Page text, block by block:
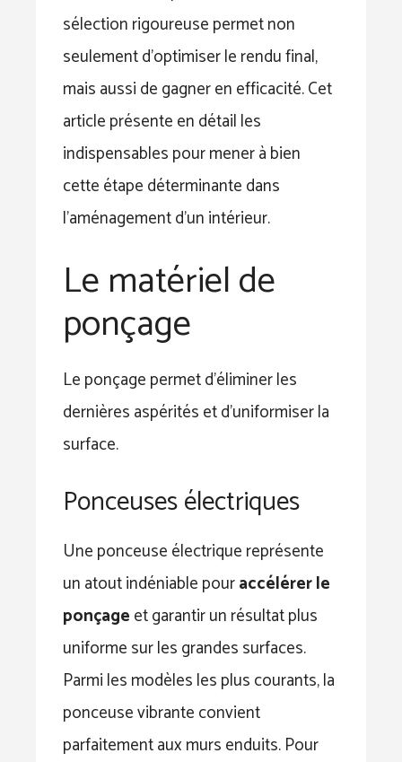
sélection rigoureuse permet non
seulement d’optimiser le rendu final,
mais aussi de gagner en efficacité. Cet
article présente en détail les
indispensables pour mener à bien
cette étape déterminante dans
l’aménagement d’un intérieur.
Le matériel de
ponçage
Le ponçage permet d’éliminer les
dernières aspérités et d’uniformiser la
surface.
Ponceuses électriques
Une ponceuse électrique représente
un atout indéniable pouraccélérer le
ponçageet garantir un résultat plus
uniforme sur les grandes surfaces.
Parmi les modèles les plus courants, la
ponceuse vibrante convient
parfaitement aux murs enduits. Pour